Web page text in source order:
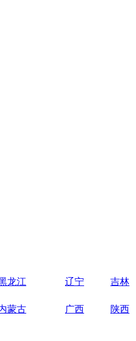
龙江 辽宁 吉林
蒙古 广西 陕西